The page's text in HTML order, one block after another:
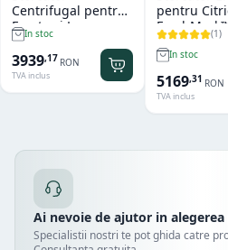
Centrifugal pentru
Fructe si Legume
Hendi
In stoc
3939,17 RON
TVA inclus
pentru
Hamilton (1)
In stoc
5169,31 RON
TVA inclus
Ai nevoie de ajutor in
Specialistii nostri te pot ghida catre